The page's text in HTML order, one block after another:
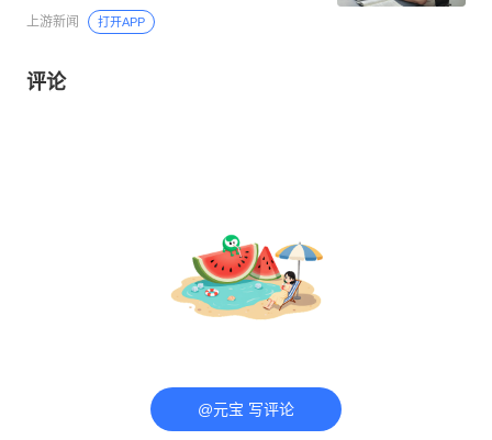
上游新闻 打开APP
评论
@元宝 写评论